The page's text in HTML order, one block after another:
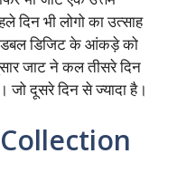
भी लोगो का उत्साह
डबल डिजिट के आंकड़े को
जाट ने कल तीसरे दिन
दूसरे दिन से ज्यादा है।